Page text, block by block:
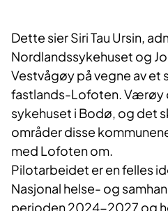
Dette sier Siri Tau Ursin,
Nordlandssykehuset og
Vestvågøy på vegne av et
fastlands-Lofoten. Værøy
sykehuset i Bodø, og det
områder disse
med Lofoten om.
Pilotarbeidet er en felles
Nasjonal helse- og
perioden 2024-2027 og